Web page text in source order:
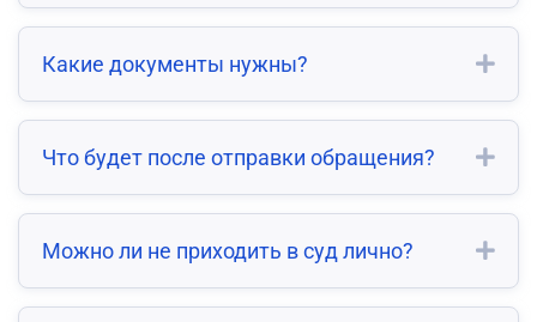
Какие документы нужны?
Что будет после отправки обращения?
Можно ли не приходить в суд лично?